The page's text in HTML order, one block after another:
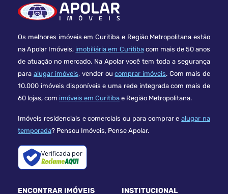
Os melhores imóveis em Curitiba e Região Metropolitana estão
na Apolar Imóveis, imobiliária em Curitibacom mais de 50 anos
de atuação no mercado. Na Apolar você tem toda a segurança
para alugar imóveis, vender oucomprar imóveis. Com mais de
10.000 imóveis disponíveis e uma rede integrada com mais de
60 lojas, com imóveis em Curitiba e Região Metropolitana.
Imóveis residenciais e comerciais ou para comprar ealugar na
temporada? Pensou Imóveis, Pense Apolar.
Verificada por
ENCONTRAR IMÓVEIS INSTITUCIONAL